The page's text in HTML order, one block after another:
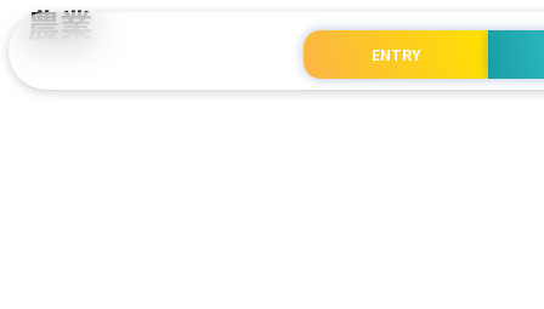
SDGs QUEST みらい甲子園
ENTRY
農業